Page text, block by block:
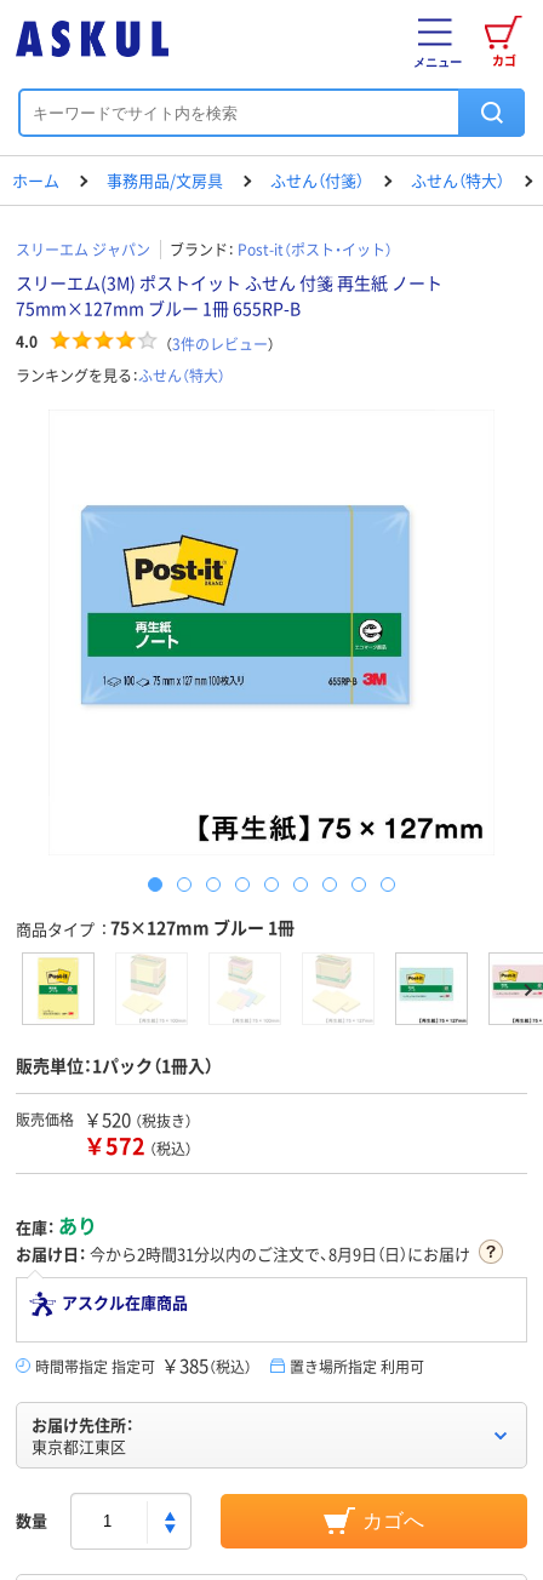
カゴ
メニュー
ホーム 事務用品/文房具 ふせん（付箋） ふせん（特大）
スリーエム ジャパン ブランド： Post-it（ポスト・イット）
スリーエム(3M) ポストイット ふせん 付箋 再生紙 ノート
75mm×127mm ブルー 1冊 655RP-B
4.0 （3件のレビュー）
ランキングを見る：ふせん（特大）
商品タイプ 75×127mm ブルー 1冊
販売単位：1パック（1冊入）
販売価格 ￥520 （税抜き）
￥572 （税込）
在庫： あり
お届け日： 今から2時間31分以内のご注文で、8月9日（日）にお届け
アスクル在庫商品
時間帯指定 指定可 ￥385（税込） 置き場所指定 利用可
お届け先住所：
東京都江東区
数量 カゴへ